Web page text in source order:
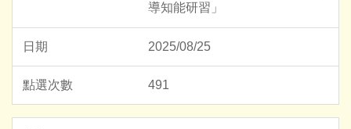
導知能研習」
2025/08/25
491